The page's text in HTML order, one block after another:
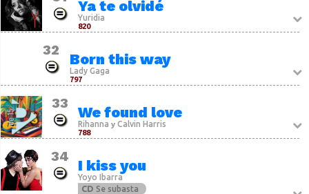
Ya te olvidé
Yuridia
820
32
Born this way
Lady Gaga
797
33
We found love
Rihanna y Calvin Harris
788
34
I kiss you
Yoyo Ibarra
CD Se subasta